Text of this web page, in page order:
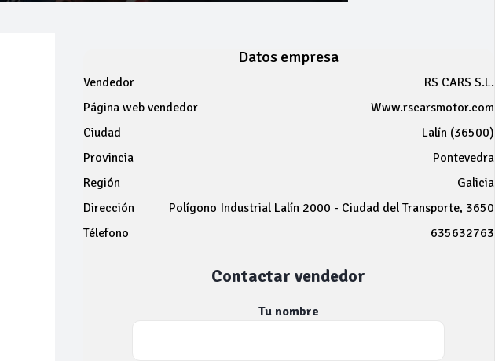
Datos empresa
Vendedor
RS CARS S.L.
Página web vendedor
Www.rscarsmotor.com
Ciudad
Lalín (36500)
Provincia
Pontevedra
Región
Galicia
Dirección
Polígono Industrial Lalín 2000 - Ciudad del Transporte, 3650
Télefono
635632763
Contactar vendedor
Tu nombre